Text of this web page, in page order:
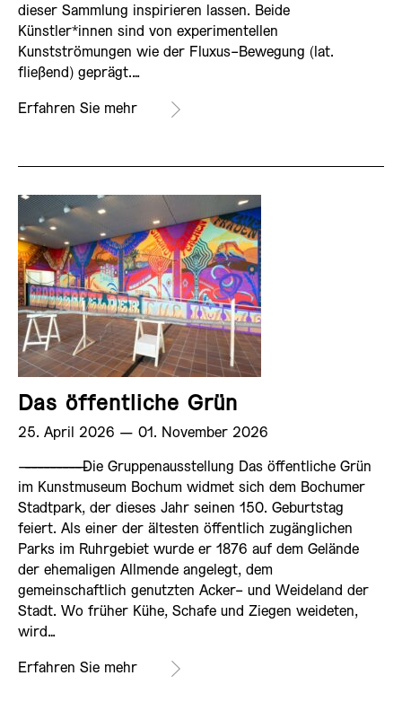
dieser Sammlung inspirieren lassen. Beide
Künstler*innen sind von experimentellen
Kunstströmungen wie der Fluxus-Bewegung (lat.
fließend) geprägt.…
Erfahren Sie mehr
Das öffentliche Grün
25. April 2026 ­— 01. November 2026
——————————Die Gruppenausstellung Das öffentliche Grün
im Kunstmuseum Bochum widmet sich dem Bochumer
Stadtpark, der dieses Jahr seinen 150. Geburtstag
feiert. Als einer der ältesten öffentlich zugänglichen
Parks im Ruhrgebiet wurde er 1876 auf dem Gelände
der ehemaligen Allmende angelegt, dem
gemeinschaftlich genutzten Acker- und Weideland der
Stadt. Wo früher Kühe, Schafe und Ziegen weideten,
wird…
Erfahren Sie mehr